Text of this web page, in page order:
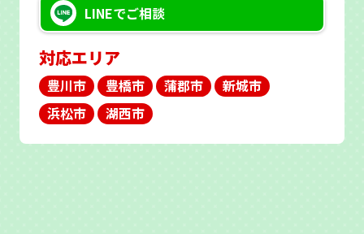
LINEでご相談
対応エリア
豊川市 豊橋市 蒲郡市
新城市
浜松市
湖西市